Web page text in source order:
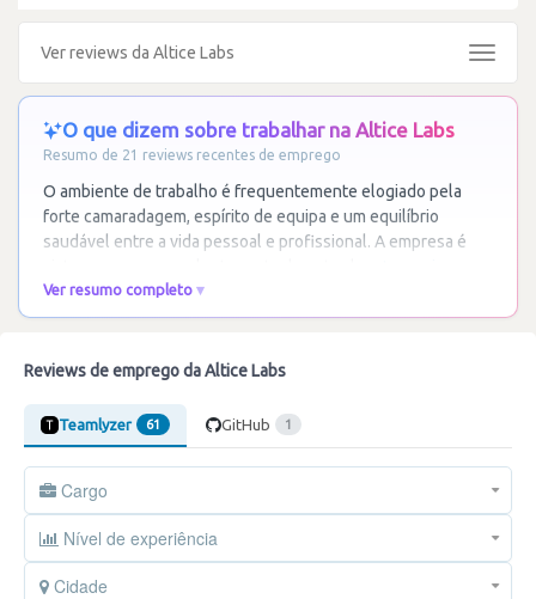
Ver reviews da Altice Labs
Toggle
O que dizem sobre trabalhar na Altice Labs
Resumo de 21 reviews recentes de emprego
O ambiente de trabalho é frequentemente elogiado pela
forte camaradagem, espírito de equipa e um equilíbrio
saudável entre a vida pessoal e profissional. A empresa é
Ver resumo completo
Reviews de emprego da Altice Labs
Teamlyzer 61 GitHub 1
Cargo
Nível de experiência
Cidade